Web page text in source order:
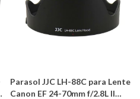
Parasol JJC LH-88C para Lente
Canon EF 24-70mm f/2.8L II